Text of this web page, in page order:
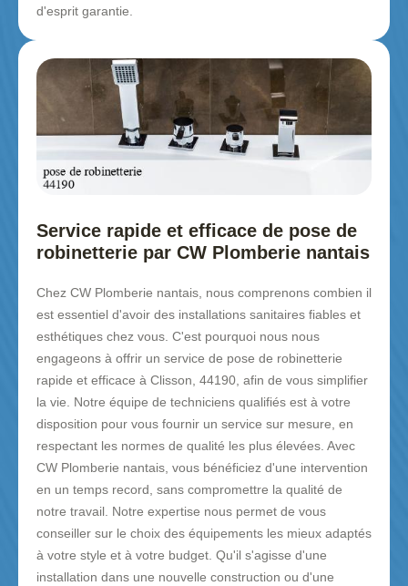
d'esprit garantie.
Service rapide et efficace de pose de
robinetterie par CW Plomberie nantais
Chez CW Plomberie nantais, nous comprenons combien il
est essentiel d'avoir des installations sanitaires fiables et
esthétiques chez vous. C'est pourquoi nous nous
engageons à offrir un service de pose de robinetterie
rapide et efficace à Clisson, 44190, afin de vous simplifier
la vie. Notre équipe de techniciens qualifiés est à votre
disposition pour vous fournir un service sur mesure, en
respectant les normes de qualité les plus élevées. Avec
CW Plomberie nantais, vous bénéficiez d'une intervention
en un temps record, sans compromettre la qualité de
notre travail. Notre expertise nous permet de vous
conseiller sur le choix des équipements les mieux adaptés
à votre style et à votre budget. Qu'il s'agisse d'une
installation dans une nouvelle construction ou d'une